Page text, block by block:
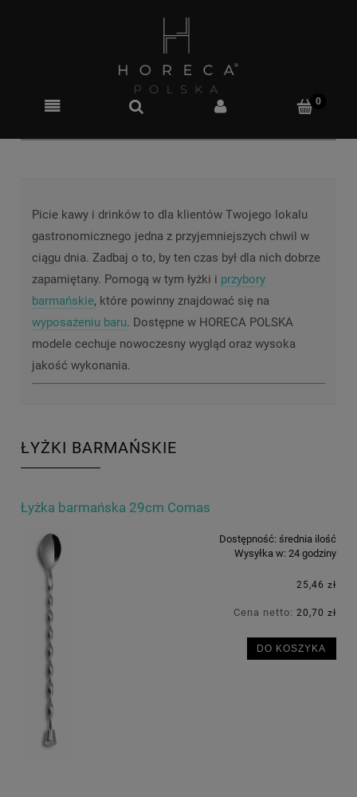
Picie kawy i drinków to dla klientów Twojego lokalu
gastronomicznego jedna z przyjemniejszych chwil w
ciągu dnia. Zadbaj o to, by ten czas był dla nich dobrze
zapamiętany. Pomogą w tym łyżki i przybory
barmańskie, które powinny znajdować się na
wyposażeniu baru. Dostępne w HORECA POLSKA
modele cechuje nowoczesny wygląd oraz wysoka
jakość wykonania.
ŁYŻKI BARMAŃSKIE
Łyżka barmańska 29cm Comas
Dostępność: średnia ilość
Wysyłka w: 24 godziny
25,46 zł
Cena netto: 20,70 zł
DO KOSZYKA